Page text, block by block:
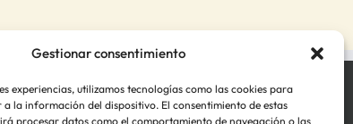
Gestionar consentimiento
experiencias, utilizamos tecnologías como las cookies para
la información del dispositivo. El consentimiento de estas
procesar datos como el comportamiento de navegación o las